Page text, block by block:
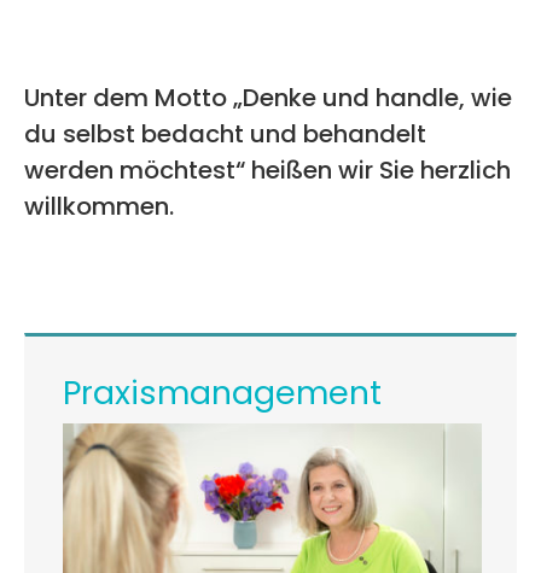
Unter dem Motto „Denke und handle, wie
du selbst bedacht und behandelt
werden möchtest“ heißen wir Sie herzlich
willkommen.
Praxismanagement